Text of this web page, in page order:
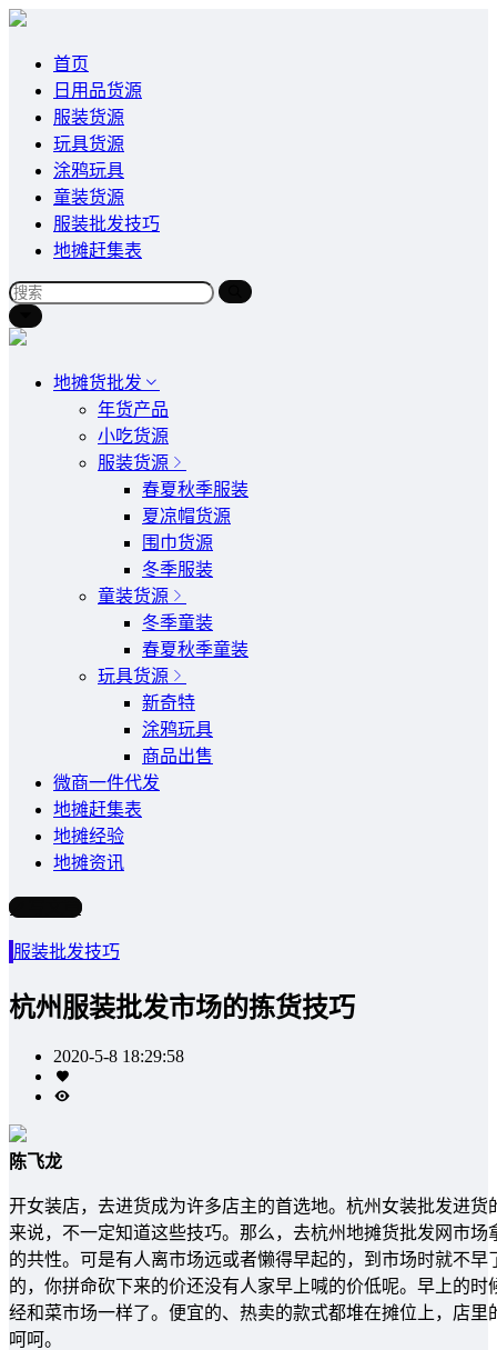
首页
日用品货源
服装货源
玩具货源
涂鸦玩具
童装货源
服装批发技巧
地摊赶集表
地摊货批发
年货产品
小吃货源
服装货源
春夏秋季服装
夏凉帽货源
围巾货源
冬季服装
童装货源
冬季童装
春夏秋季童装
玩具货源
新奇特
涂鸦玩具
商品出售
微商一件代发
地摊赶集表
地摊经验
地摊资讯
写文章
服装批发技巧
杭州服装批发市场的拣货技巧
2020-5-8 18:29:58
陈飞龙
开女装店，去进货成为许多店主的首选地。杭州女装批发进
来说，不一定知道这些技巧。那么，去杭州地摊货批发网市
的共性。可是有人离市场远或者懒得早起的，到市场时就不
的，你拼命砍下来的价还没有人家早上喊的价低呢。早上的
经和菜市场一样了。便宜的、热卖的款式都堆在摊位上，店
呵呵。